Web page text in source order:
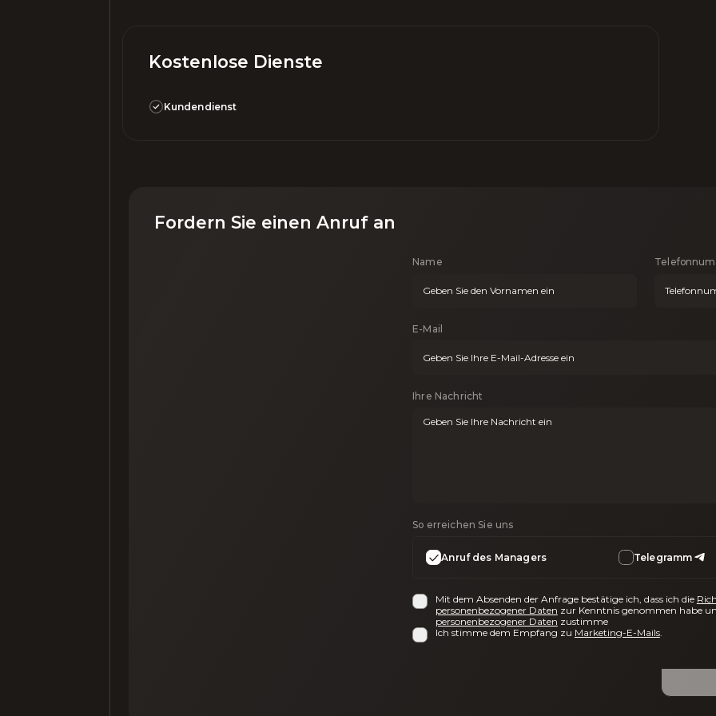
Kostenlose Dienste
Kundendienst
Fordern Sie einen Anruf an
Name
E-Mail
Ihre Nachricht
So erreichen Sie uns
Anruf des Managers Telegramm
Mit dem Absenden der Anfrage bestätige ich, dass ich die
personenbezogener Daten zur Kenntnis genommen habe
personenbezogener Daten zustimme
Ich stimme dem Empfang zu Marketing-E-Mails.